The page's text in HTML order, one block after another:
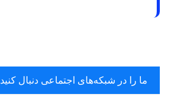
ما را در شبکه‌های اجتماعی دنبال کنید